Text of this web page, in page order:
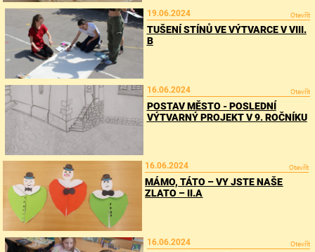
19.06.2024 Otevřít
TUŠENÍ STÍNŮ VE VÝTVARCE V VIII.
B
16.06.2024 Otevřít
POSTAV MĚSTO - POSLEDNÍ
VÝTVARNÝ PROJEKT V 9. ROČNÍKU
16.06.2024 Otevřít
MÁMO, TÁTO – VY JSTE NAŠE
ZLATO – II.A
16.06.2024 Otevřít